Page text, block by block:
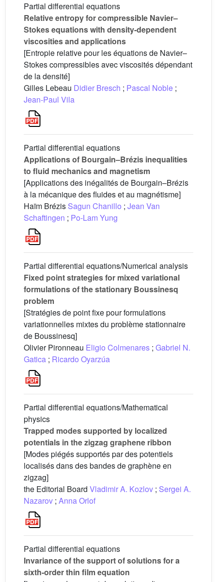
Partial differential equations
Relative entropy for compressible Navier–
Stokes equations with density-dependent
viscosities and applications
[Entropie relative pour les équations de Navier–
Stokes compressibles avec viscosités dépendant
de la densité]
Gilles Lebeau Didier Bresch ; Pascal Noble ;
Jean-Paul Vila
Partial differential equations
Applications of Bourgain–Brézis inequalities
to fluid mechanics and magnetism
[Applications des inégalités de Bourgain–Brézis
à la mécanique des fluides et au magnétisme]
Haïm Brézis Sagun Chanillo ; Jean Van
Schaftingen ; Po-Lam Yung
Partial differential equations/Numerical analysis
Fixed point strategies for mixed variational
formulations of the stationary Boussinesq
problem
[Stratégies de point fixe pour formulations
variationnelles mixtes du problème stationnaire
de Boussinesq]
Olivier Pironneau Eligio Colmenares ; Gabriel N.
Gatica ; Ricardo Oyarzúa
Partial differential equations/Mathematical
physics
Trapped modes supported by localized
potentials in the zigzag graphene ribbon
[Modes piégés supportés par des potentiels
localisés dans des bandes de graphène en
zigzag]
the Editorial Board Vladimir A. Kozlov ; Sergei A.
Nazarov ; Anna Orlof
Partial differential equations
Invariance of the support of solutions for a
sixth-order thin film equation